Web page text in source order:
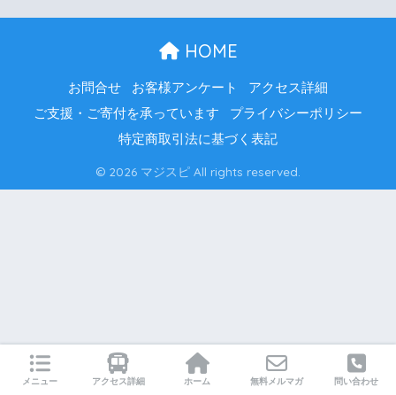
HOME
お問合せ お客様アンケート
アクセス詳細
ご支援・ご寄付を承っています
プライバシーポリシー
特定商取引法に基づく表記
© 2026 マジスピ All rights reserved.
メニュー アクセス詳細 ホーム 無料メルマガ 問い合わせ